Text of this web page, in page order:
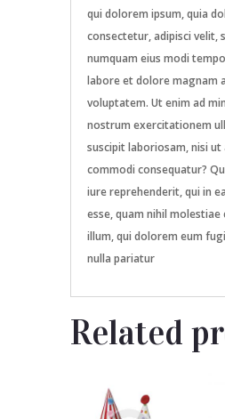
qui dolorem ipsum, quia
consectetur, adipisci velit,
numquam eius modi
labore et dolore magnam
voluptatem. Ut enim ad
nostrum exercitationem
suscipit laboriosam, nisi ut
commodi consequatur?
iure reprehenderit, qui in
esse, quam nihil molestiae
illum, qui dolorem eum
nulla pariatur
Related